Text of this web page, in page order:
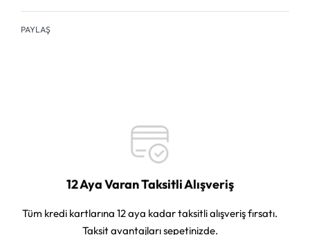
PAYLAŞ
12 Aya Varan Taksitli Alışveriş
Tüm kredi kartlarına 12 aya kadar taksitli alışveriş fırsatı.
Taksit avantajları sepetinizde.